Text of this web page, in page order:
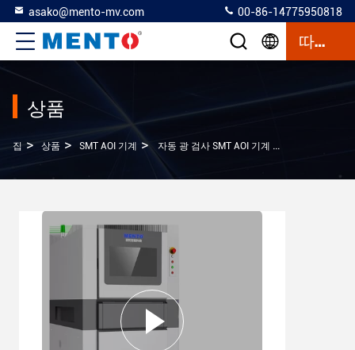
asako@mento-mv.com 00-86-14775950818
따옴표
상품
집 > 상품 > SMT AOI 기계 > 자동 광 검사 SMT AOI 기계 3D 용접 페이스트